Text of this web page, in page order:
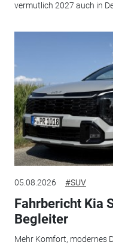
vermutlich 2027 auch in
05.08.2026 #SUV
Fahrbericht Kia
Begleiter
Mehr Komfort, modernes